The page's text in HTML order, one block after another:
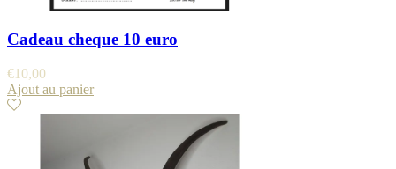
Cadeau cheque 10 euro
€10,00
Ajout au panier